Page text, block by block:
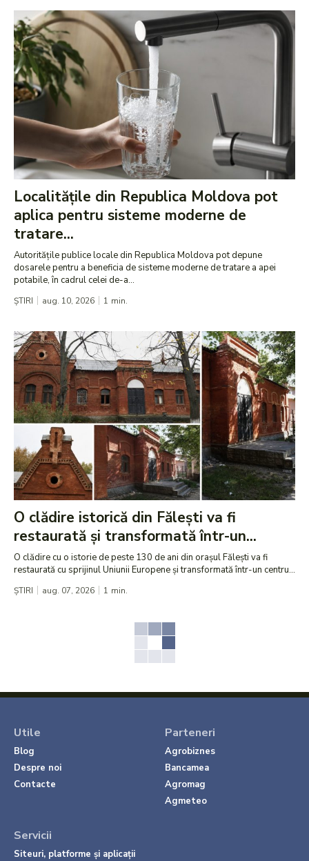
Localitățile din Republica Moldova pot
aplica pentru sisteme moderne de
tratare...
Autoritățile publice locale din Republica Moldova pot depune
dosarele pentru a beneficia de sisteme moderne de tratare a apei
potabile, în cadrul celei de-a...
ȘTIRI aug. 10, 2026 1 min.
O clădire istorică din Fălești va fi
restaurată și transformată într-un...
O clădire cu o istorie de peste 130 de ani din orașul Fălești va fi
restaurată cu sprijinul Uniunii Europene și transformată într-un centru...
ȘTIRI aug. 07, 2026 1 min.
Utile
Blog
Despre noi
Contacte
Parteneri
Agrobiznes
Bancamea
Agromag
Agmeteo
Servicii
Siteuri, platforme și aplicații